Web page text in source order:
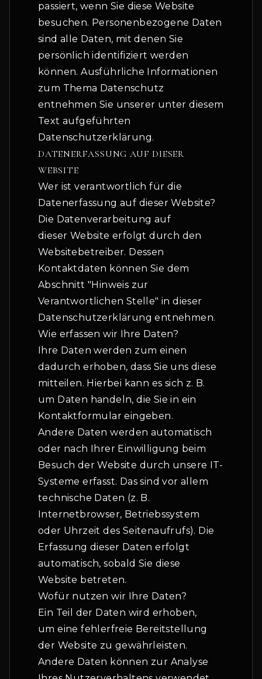
passiert, wenn Sie diese Website
besuchen. Personenbezogene Daten
sind alle Daten, mit denen Sie
persönlich identifiziert werden
können. Ausführliche Informationen
zum Thema Datenschutz
entnehmen Sie unserer unter diesem
Text aufgeführten
Datenschutzerklärung.
DATENERFASSUNG AUF DIESER
WEBSITE
Wer ist verantwortlich für die
Datenerfassung auf dieser Website?
Die Datenverarbeitung auf
dieser Website erfolgt durch den
Websitebetreiber. Dessen
Kontaktdaten können Sie dem
Abschnitt "Hinweis zur
Verantwortlichen Stelle" in dieser
Datenschutzerklärung entnehmen.
Wie erfassen wir Ihre Daten?
Ihre Daten werden zum einen
dadurch erhoben, dass Sie uns diese
mitteilen. Hierbei kann es sich z. B.
um Daten handeln, die Sie in ein
Kontaktformular eingeben.
Andere Daten werden automatisch
oder nach Ihrer Einwilligung beim
Besuch der Website durch unsere IT-
Systeme erfasst. Das sind vor allem
technische Daten (z. B.
Internetbrowser, Betriebssystem
oder Uhrzeit des Seitenaufrufs). Die
Erfassung dieser Daten erfolgt
automatisch, sobald Sie diese
Website betreten.
Wofür nutzen wir Ihre Daten?
Ein Teil der Daten wird erhoben,
um eine fehlerfreie Bereitstellung
der Website zu gewährleisten.
Andere Daten können zur Analyse